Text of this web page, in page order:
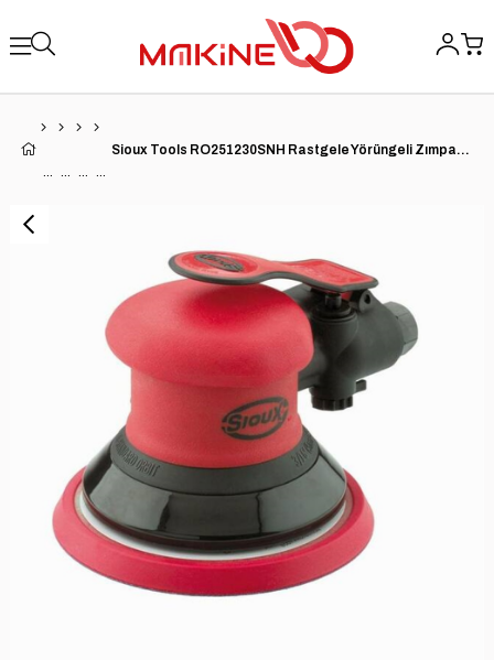
Sioux Tools RO251230SNH Rastgele Yörüngeli Zımpara | 0,25 HP | 3'' Ped | 3/16'' Yörünge | 12.000 RPM | Vakumsuz